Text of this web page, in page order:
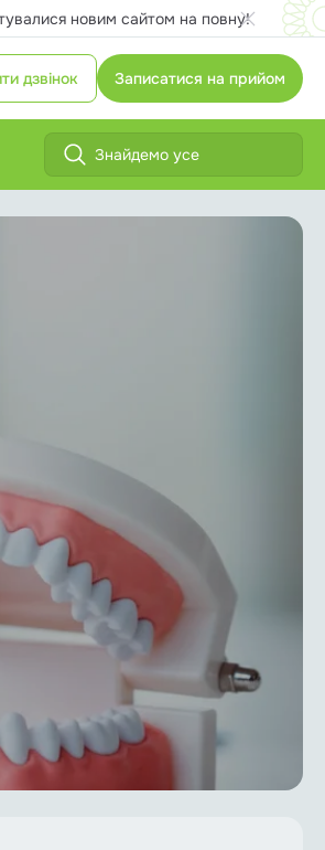
новим сайтом на повну!
дзвінок Записатися на прийом